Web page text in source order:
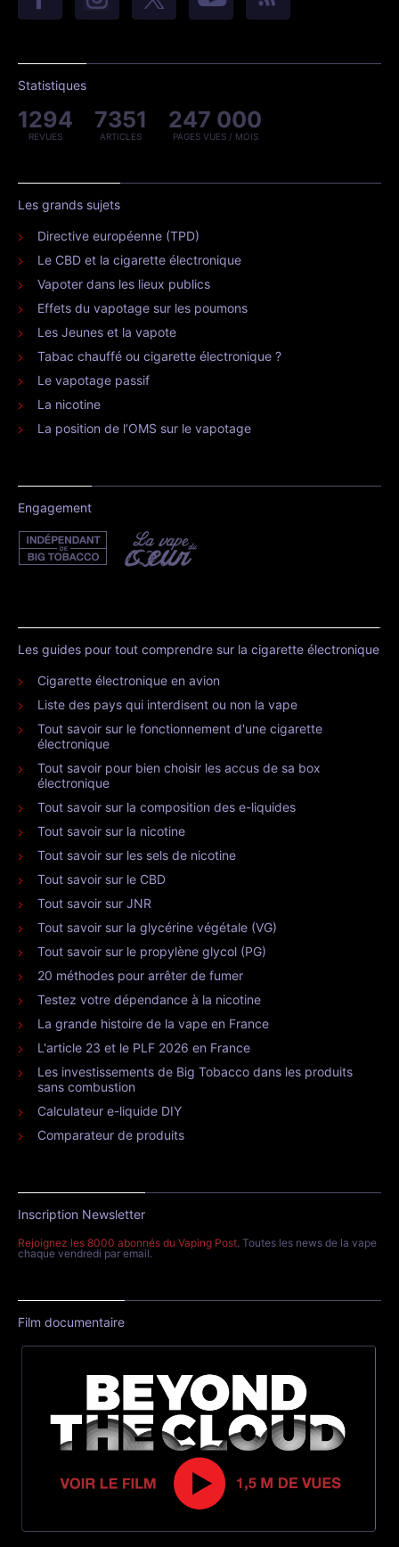
Statistiques
1294
REVUES
7351
ARTICLES
247 000
PAGES VUES / MOIS
Les grands sujets
Directive européenne (TPD)
Le CBD et la cigarette électronique
Vapoter dans les lieux publics
Effets du vapotage sur les poumons
Les Jeunes et la vapote
Tabac chauffé ou cigarette électronique ?
Le vapotage passif
La nicotine
La position de l’OMS sur le vapotage
Engagement
Les guides pour tout comprendre sur la cigarette électronique
Cigarette électronique en avion
Liste des pays qui interdisent ou non la vape
Tout savoir sur le fonctionnement d'une cigarette
électronique
Tout savoir pour bien choisir les accus de sa box
électronique
Tout savoir sur la composition des e-liquides
Tout savoir sur la nicotine
Tout savoir sur les sels de nicotine
Tout savoir sur le CBD
Tout savoir sur JNR
Tout savoir sur la glycérine végétale (VG)
Tout savoir sur le propylène glycol (PG)
20 méthodes pour arrêter de fumer
Testez votre dépendance à la nicotine
La grande histoire de la vape en France
L'article 23 et le PLF 2026 en France
Les investissements de Big Tobacco dans les produits
sans combustion
Calculateur e-liquide DIY
Comparateur de produits
Inscription Newsletter
Rejoignez les 8000 abonnés du Vaping Post. Toutes les news de la vape
chaque vendredi par email.
Film documentaire